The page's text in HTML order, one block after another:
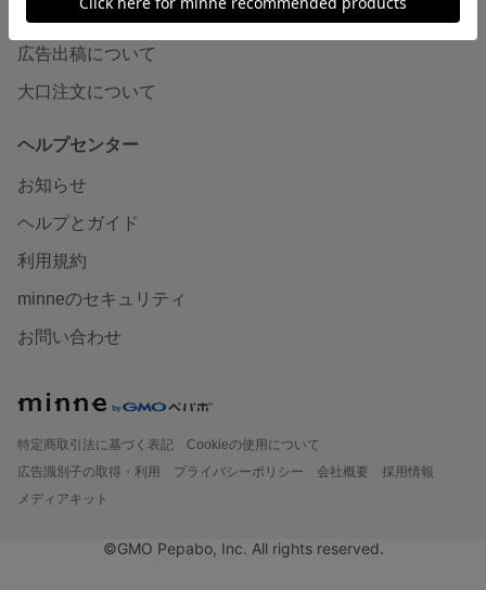
企業の方へ
広告出稿について
大口注文について
ヘルプセンター
お知らせ
ヘルプとガイド
利用規約
minneのセキュリティ
お問い合わせ
特定商取引法に基づく表記
Cookieの使用について
広告識別子の取得・利用
プライバシーポリシー 会社概要
採用情報
メディアキット
©GMO Pepabo, Inc. All rights reserved.